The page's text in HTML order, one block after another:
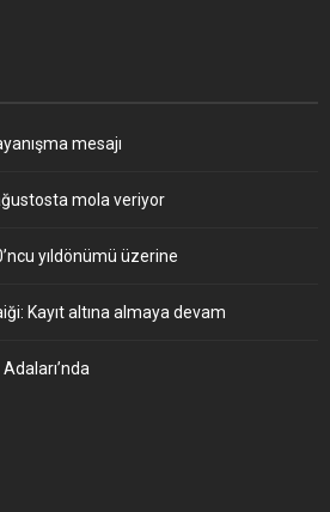
mesajı
mola veriyor
yıldönümü üzerine
Kayıt altına almaya devam